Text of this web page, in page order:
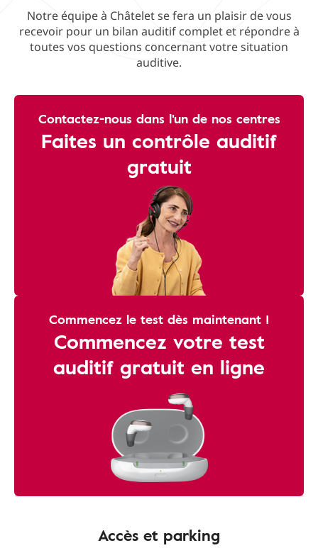
Notre équipe à Châtelet se fera un plaisir de vous
recevoir pour un bilan auditif complet et répondre à
toutes vos questions concernant votre situation
auditive.
Contactez-nous dans l'un de nos centres
Faites un contrôle auditif
gratuit
Commencez le test dès maintenant !
Commencez votre test
auditif gratuit en ligne
Accès et parking